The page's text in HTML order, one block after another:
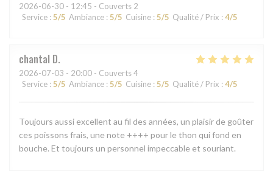
2026-06-30 - 12:45 - Couverts 2
Service : 5/5 Ambiance : 5/5 Cuisine : 5/5 Qualité / Prix : 4/5
chantal D
2026-07-03 - 20:00 - Couverts 4
Service : 5/5 Ambiance : 5/5 Cuisine : 5/5 Qualité / Prix : 4/5
Toujours aussi excellent au fil des années, un plaisir de goûter
ces poissons frais, une note ++++ pour le thon qui fond en
bouche. Et toujours un personnel impeccable et souriant.